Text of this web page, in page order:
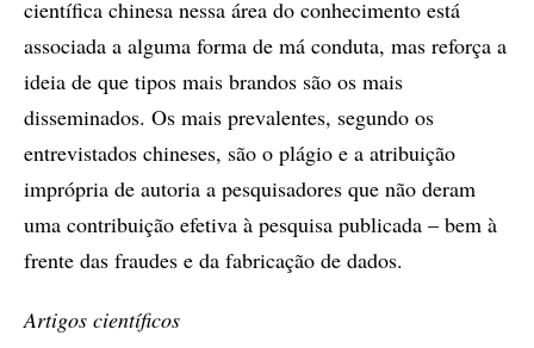
científica chinesa nessa área do conhecimento está
associada a alguma forma de má conduta, mas reforça a
ideia de que tipos mais brandos são os mais
disseminados. Os mais prevalentes, segundo os
entrevistados chineses, são o plágio e a atribuição
imprópria de autoria a pesquisadores que não deram
uma contribuição efetiva à pesquisa publicada – bem à
frente das fraudes e da fabricação de dados.
Artigos científicos